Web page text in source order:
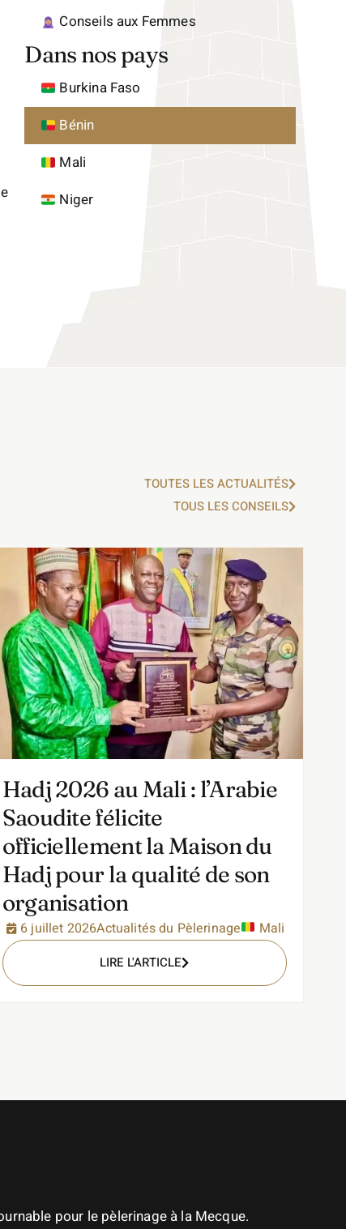
Conseils aux Femmes
Dans nos pays
Burkina Faso
Bénin
Mali
Niger
TOUTES LES ACTUALITÉS
TOUS LES CONSEILS
Hadj 2026 au Mali : l’Arabie
Saoudite félicite
officiellement la Maison du
Hadj pour la qualité de son
organisation
6 juillet 2026Actualités du Pèlerinage Mali
LIRE L'ARTICLE
pour le pèlerinage à la Mecque.